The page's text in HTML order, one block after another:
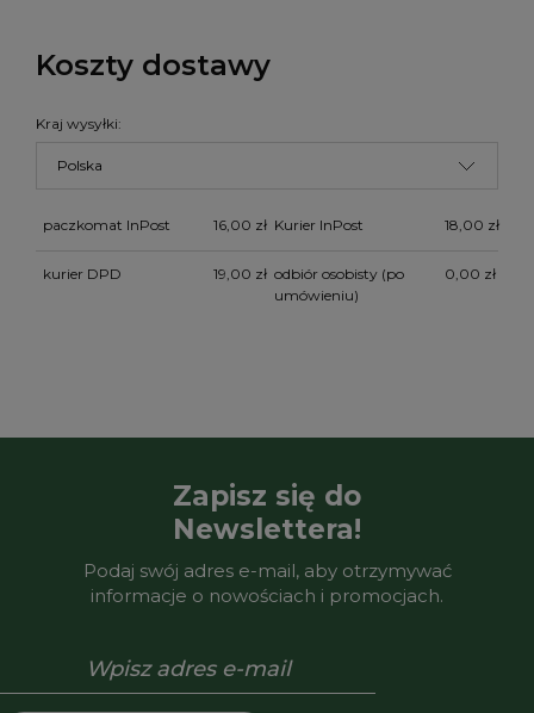
Koszty dostawy
Kraj wysyłki:
paczkomat InPost 16,00 zł Kurier InPost 18,00 zł
kurier DPD 19,00 zł odbiór osobisty (po
umówieniu)
0,00 zł
Zapisz się do
Newslettera!
Podaj swój adres e-mail, aby otrzymywać
informacje o nowościach i promocjach.